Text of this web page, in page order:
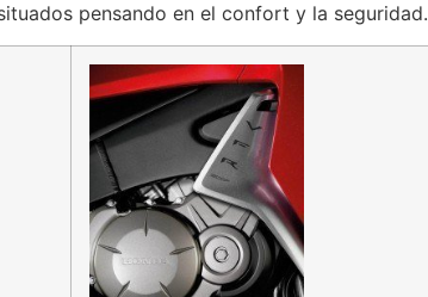
pensando en el confort y la seguridad.